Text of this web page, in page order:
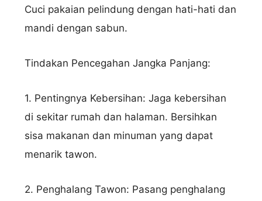
Cuci pakaian pelindung dengan hati-hati dan
mandi dengan sabun.
Tindakan Pencegahan Jangka Panjang:
1. Pentingnya Kebersihan: Jaga kebersihan
di sekitar rumah dan halaman. Bersihkan
sisa makanan dan minuman yang dapat
menarik tawon.
2. Penghalang Tawon: Pasang penghalang